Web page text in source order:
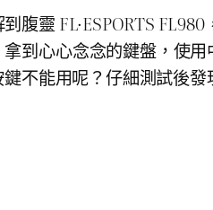
腹靈 FL·ESPORTS
到心心念念的鍵盤，使
不能用呢？仔細測試後